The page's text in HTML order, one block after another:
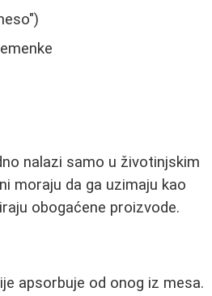
nalazi samo u životinjskim
moraju da ga uzimaju kao
obogaćene proizvode.
apsorbuje od onog iz mesa.